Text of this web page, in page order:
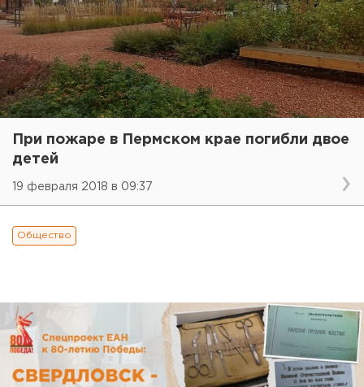
При пожаре в Пермском крае погибли двое
детей
19 февраля 2018 в 09:37
Общество